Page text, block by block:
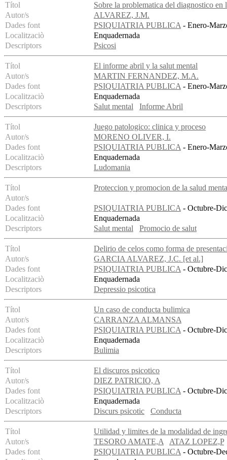
Títol
Sobre la problematica del diagnostico en
Autor/s
ALVAREZ, J.M.
Dades font
PSIQUIATRIA PUBLICA- Enero-
Localitzaciò
Enquadernada
Descriptors
Psicosi
Títol
El informe abril y la salut mental
Autor/s
MARTIN FERNANDEZ, M.A.
Dades font
PSIQUIATRIA PUBLICA- Enero-
Localitzaciò
Enquadernada
Descriptors
Salut mental Informe Abril
Títol
Juego patologico: clinica y proceso
Autor/s
MORENO OLIVER, I.
Dades font
PSIQUIATRIA PUBLICA- Enero-
Localitzaciò
Enquadernada
Descriptors
Ludomania
Títol
Proteccion y promocion de la salud
Autor/s
Dades font
PSIQUIATRIA PUBLICA- Octubre-
Localitzaciò
Enquadernada
Descriptors
Salut mental Promocio de salut
Títol
Delirio de celos como forma de
Autor/s
GARCIA ALVAREZ, J.C. [et al.]
Dades font
PSIQUIATRIA PUBLICA- Octubre-
Localitzaciò
Enquadernada
Descriptors
Depressio psicotica
Títol
Un caso de conducta bulimica
Autor/s
CARRANZA ALMANSA
Dades font
PSIQUIATRIA PUBLICA- Octubre-
Localitzaciò
Enquadernada
Descriptors
Bulimia
Títol
El discuros psicotico
Autor/s
DIEZ PATRICIO, A
Dades font
PSIQUIATRIA PUBLICA- Octubre-
Localitzaciò
Enquadernada
Descriptors
Discurs psicotic Conducta
Títol
Utilidad y limites de la modalidad de
Autor/s
TESORO AMATE,A
ATAZ LOPEZ,P
Dades font
PSIQUIATRIA PUBLICA- Octubre-